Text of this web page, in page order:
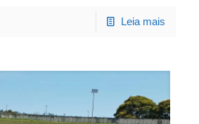
Leia mais